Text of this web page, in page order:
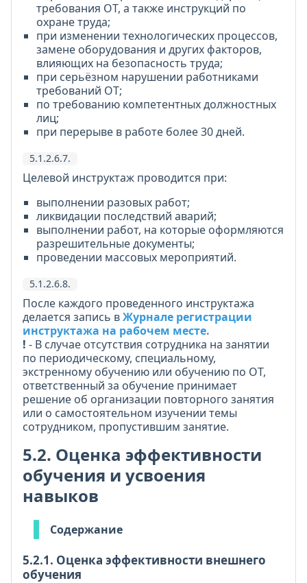
требования ОТ, а также инструкций по
охране труда;
при изменении технологических процессов,
замене оборудования и других факторов,
влияющих на безопасность труда;
при серьёзном нарушении работниками
требований ОТ;
по требованию компетентных должностных
лиц;
при перерыве в работе более 30 дней.
5.1.2.6.7.
Целевой инструктаж проводится при:
выполнении разовых работ;
ликвидации последствий аварий;
выполнении работ, на которые оформляются
разрешительные документы;
проведении массовых мероприятий.
5.1.2.6.8.
После каждого проведенного инструктажа
делается запись вЖурнале регистрации
инструктажа на рабочем месте.
! - В случае отсутствия сотрудника на занятии
по периодическому, специальному,
экстренному обучению или обучению по ОТ,
ответственный за обучение принимает
решение об организации повторного занятия
или о самостоятельном изучении темы
сотрудником, пропустившим занятие.
5.2. Оценка эффективности
обучения и усвоения
навыков
Содержание
5.2.1. Оценка эффективности внешнего
обучения